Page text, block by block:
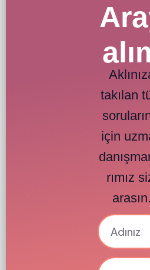
takılan
için
rımız
arasın.